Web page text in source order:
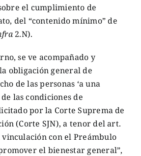
el cumplimiento de
del “contenido mínimo” de
2.N).
se ve acompañado y
obligación general de
de las personas ‘a una
las condiciones de
por la Corte Suprema de
(Corte SJN), a tenor del art.
vinculación con el Preámbulo
el bienestar general”,